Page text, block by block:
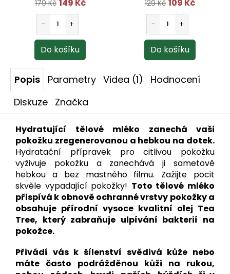
179 Kč 149 Kč 129 Kč 109 Kč
Popis Parametry Videa (1)
Hodnocení
Diskuze Značka
Hydratující tělové mléko zanechá vaši
pokožku zregenerovanou a hebkou na dotek.
Hydratační přípravek pro citlivou pokožku
vyživuje pokožku a zanechává ji sametově
hebkou a bez mastného filmu. Zažijte pocit
skvěle vypadající pokožky! Toto tělové mléko
přispívá k obnově ochranné vrstvy pokožky a
obsahuje přírodní vysoce kvalitní olej Tea
Tree, který zabraňuje ulpívání bakterií na
pokožce.
Přivádí vás k šílenství svědivá kůže nebo
máte často podrážděnou kůži na rukou,